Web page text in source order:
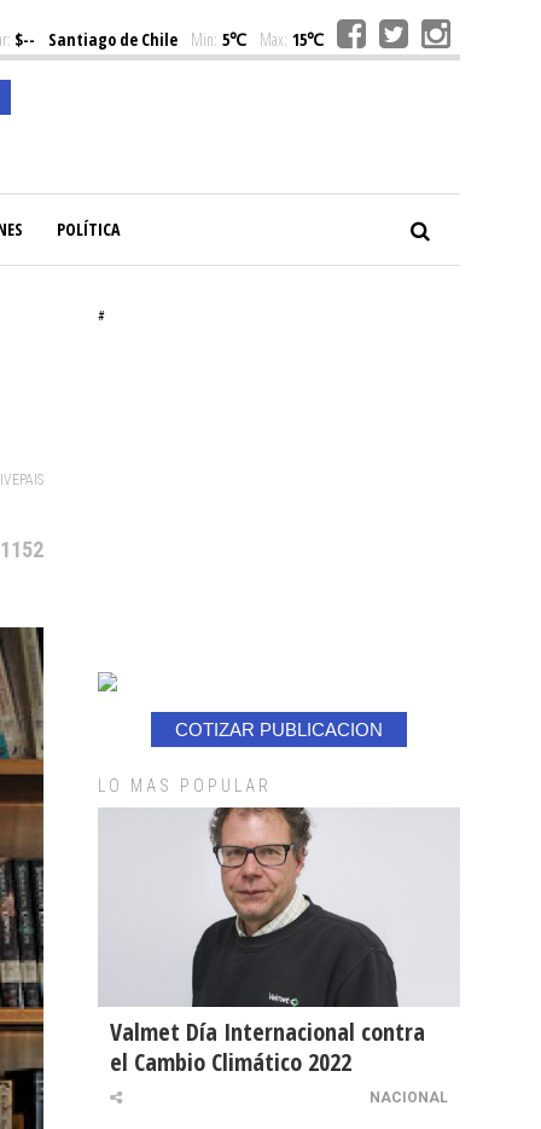
$-- Santiago de Chile Min: 5℃ Max: 15℃
POLÍTICA
#
COTIZAR PUBLICACION
LO MAS POPULAR
Valmet Día Internacional contra
el Cambio Climático 2022
NACIONAL